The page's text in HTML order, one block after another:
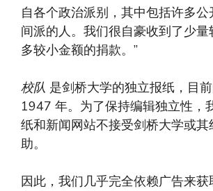
自各个政治派别，其中包括许多公
间派的人。我们很自豪收到了少
多较小金额的捐款。”
校队 是剑桥大学的独立报纸，目
1947 年。为了保持编辑独立性，
纸和新闻网站不接受剑桥大学或其
助。
因此，我们几乎完全依赖广告来